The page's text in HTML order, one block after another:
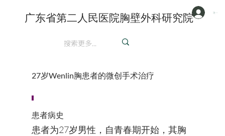
注册/登陆
广东省第二人民医院胸壁外科研究院
27岁Wenlin胸患者的微创手术治疗
患者病史
患者为27岁男性，自青春期开始，其胸